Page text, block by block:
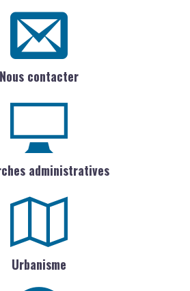
Nous contacter
administratives
Urbanisme